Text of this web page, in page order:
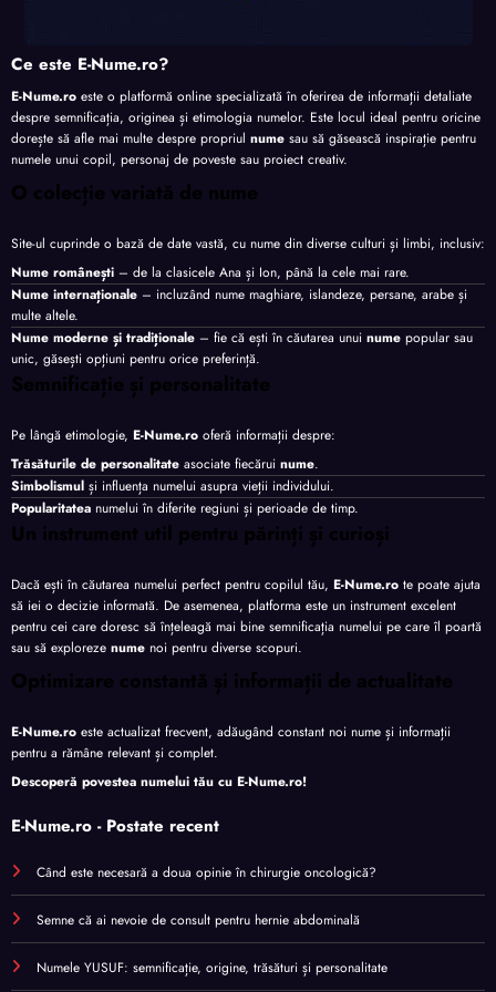
Ce este E-Nume.ro?
E-Nume.ro este o platformă online specializată în oferirea de informații detaliate
despre semnificația, originea și etimologia numelor. Este locul ideal pentru oricine
dorește să afle mai multe despre propriul nume sau să găsească inspirație pentru
numele unui copil, personaj de poveste sau proiect creativ.
O colecție variată de nume
Site-ul cuprinde o bază de date vastă, cu nume din diverse culturi și limbi, inclusiv:
Nume românești – de la clasicele Ana și Ion, până la cele mai rare.
Nume internaționale – incluzând nume maghiare, islandeze, persane, arabe și
multe altele.
Nume moderne și tradiționale – fie că ești în căutarea unui nume popular sau
unic, găsești opțiuni pentru orice preferință.
Semnificație și personalitate
Pe lângă etimologie, E-Nume.ro oferă informații despre:
Trăsăturile de personalitate asociate fiecărui nume.
Simbolismul și influența numelui asupra vieții individului.
Popularitatea numelui în diferite regiuni și perioade de timp.
Un instrument util pentru părinți și curioși
Dacă ești în căutarea numelui perfect pentru copilul tău, E-Nume.ro te poate ajuta
să iei o decizie informată. De asemenea, platforma este un instrument excelent
pentru cei care doresc să înțeleagă mai bine semnificația numelui pe care îl poartă
sau să exploreze nume noi pentru diverse scopuri.
Optimizare constantă și informații de actualitate
E-Nume.ro este actualizat frecvent, adăugând constant noi nume și informații
pentru a rămâne relevant și complet.
Descoperă povestea numelui tău cu E-Nume.ro!
E-Nume.ro - Postate recent
Când este necesară a doua opinie în chirurgie oncologică?
Semne că ai nevoie de consult pentru hernie abdominală
Numele YUSUF: semnificație, origine, trăsături și personalitate